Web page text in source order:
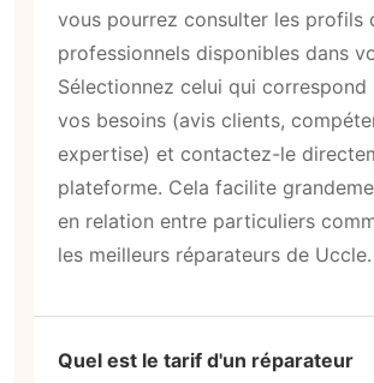
vous pourrez consulter les profils
professionnels disponibles dans
Sélectionnez celui qui correspond
vos besoins (avis clients,
expertise) et contactez-le
plateforme. Cela facilite
en relation entre particuliers
les meilleurs réparateurs de Uccle.
Quel est le tarif d'un réparateur